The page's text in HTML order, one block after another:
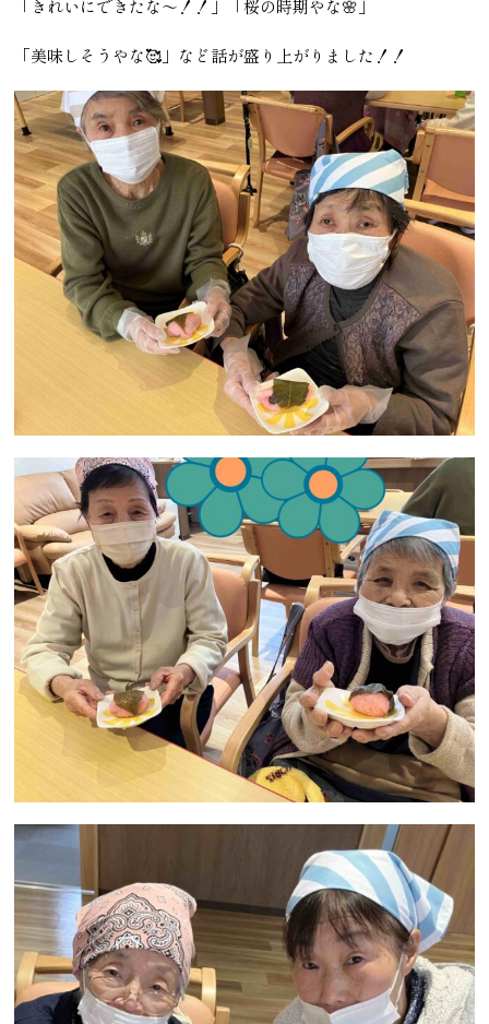
「きれいにできたな～！！」「桜の時期やな🌸」
「美味しそうやな🥰」など話が盛り上がりました！！